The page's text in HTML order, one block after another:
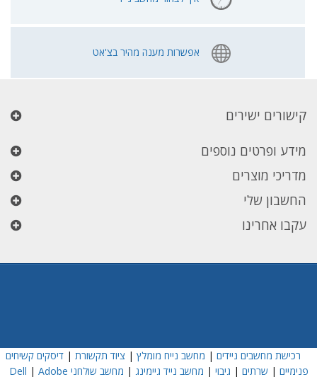
אפשרות מענה מהיר בצ'אט
קישורים ישירים
מידע ופרטים נוספים
מדריכי מוצרים
החשבון שלי
עקבו אחרינו
רכישת מחשבים ניידים | מחשב נייח מומלץ | ציוד תקשורת |דיסקים קשיחים
פנימיים | שרתים | גיבוי | מחשב נייד גיימינג | מחשב שולחני Dell | Adobe